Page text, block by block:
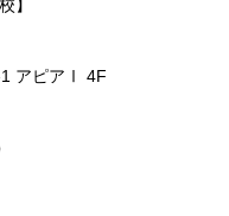
】
1 アピアⅠ 4F